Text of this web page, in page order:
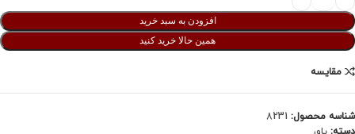
افزودن به سبد خرید
همین حالا خرید کنید
مقایسه
شناسه محصول: 8231